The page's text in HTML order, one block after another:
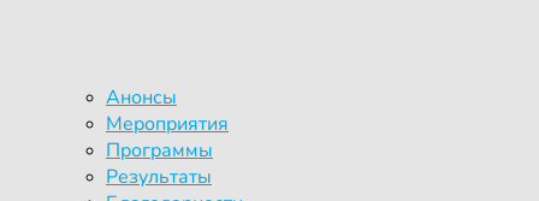
Анонсы
Мероприятия
Программы
Результаты